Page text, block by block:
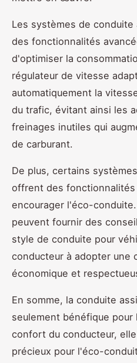
Les systèmes de
des fonctionnalités
d'optimiser la
régulateur de vitesse
automatiquement la
du trafic, évitant ainsi les
freinages inutiles qui
de carburant.
De plus, certains
offrent des
encourager l'éco-
peuvent fournir des
style de conduite pour
conducteur à adopter une
économique et
En somme, la conduite
seulement bénéfique
confort du conducteur,
précieux pour l'éco-